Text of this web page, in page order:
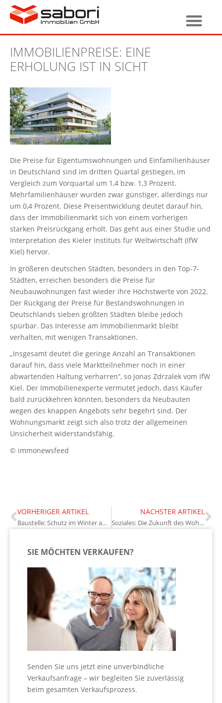
IMMOBILIENPREISE: EINE
ERHOLUNG IST IN SICHT
Die Preise für Eigentumswohnungen und Einfamilienhäuser
in Deutschland sind im dritten Quartal gestiegen, im
Vergleich zum Vorquartal um 1,4 bzw. 1,3 Prozent.
Mehrfamilienhäuser wurden zwar günstiger, allerdings nur
um 0,4 Prozent. Diese Preisentwicklung deutet darauf hin,
dass der Immobilienmarkt sich von einem vorherigen
starken Preisrückgang erholt. Das geht aus einer Studie und
Interpretation des Kieler Instituts für Weltwirtschaft (IfW
Kiel) hervor.
In größeren deutschen Städten, besonders in den Top-7-
Städten, erreichen besonders die Preise für
Neubauwohnungen fast wieder ihre Höchstwerte von 2022.
Der Rückgang der Preise für Bestandswohnungen in
Deutschlands sieben größten Städten bleibe jedoch
spürbar. Das Interesse am Immobilienmarkt bleibt
verhalten, mit wenigen Transaktionen.
„Insgesamt deutet die geringe Anzahl an Transaktionen
darauf hin, dass viele Marktteilnehmer noch in einer
abwartenden Haltung verharren“, so Jonas Zdrzalek vom IfW
Kiel. Der Immobilienexperte vermutet jedoch, dass Käufer
bald zurückkehren könnten, besonders da Neubauten
wegen des knappen Angebots sehr begehrt sind. Der
Wohnungsmarkt zeigt sich also trotz der allgemeinen
Unsicherheit widerstandsfähig.
© immonewsfeed
VORHERIGER ARTIKEL
Baustelle: Schutz im Winter auch selbst überprüfen
NÄCHSTER ARTIKEL
Soziales: Die Zukunft des Wohnens im Alter
SIE MÖCHTEN VERKAUFEN?
Senden Sie uns jetzt eine unverbindliche
Verkaufsanfrage – wir begleiten Sie zuverlässig
beim gesamten Verkaufsprozess.